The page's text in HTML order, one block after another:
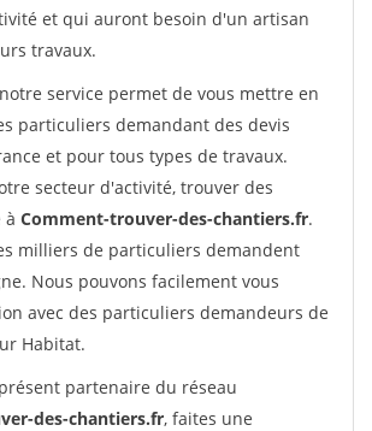
et qui auront besoin d'un artisan
travaux.
service permet de vous mettre en
particuliers demandant des devis
et pour tous types de travaux.
secteur d'activité, trouver des
à Comment-trouver-des-chantiers.fr.
milliers de particuliers demandent
Nous pouvons facilement vous
avec des particuliers demandeurs de
Habitat.
partenaire du réseau
des-chantiers.fr, faites une